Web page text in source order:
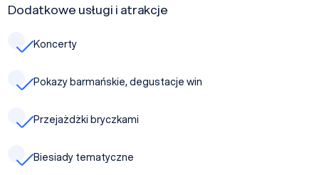
Dodatkowe usługi i atrakcje
Koncerty
Pokazy barmańskie, degustacje win
Przejażdżki bryczkami
Biesiady tematyczne